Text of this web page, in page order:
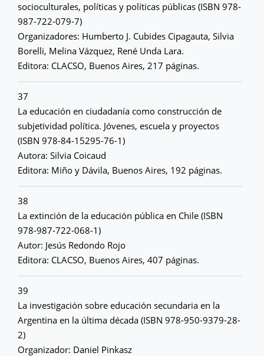
socioculturales, políticas y políticas públicas (ISBN 978-
987-722-079-7)
Organizadores: Humberto J. Cubides Cipagauta, Silvia
Borelli, Melina Vázquez, René Unda Lara.
Editora: CLACSO, Buenos Aires, 217 páginas.
37
La educación en ciudadanía como construcción de
subjetividad política. Jóvenes, escuela y proyectos
(ISBN 978-84-15295-76-1)
Autora: Silvia Coicaud
Editora: Miño y Dávila, Buenos Aires, 192 páginas.
38
La extinción de la educación pública en Chile (ISBN
978-987-722-068-1)
Autor: Jesús Redondo Rojo
Editora: CLACSO, Buenos Aires, 407 páginas.
39
La investigación sobre educación secundaria en la
Argentina en la última década (ISBN 978-950-9379-28-
2)
Organizador: Daniel Pinkasz